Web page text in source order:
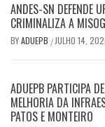
ANDES-SN DEFENDE
CRIMINALIZA A
BYADUEPB / JULHO 14,
ADUEPB PARTICIPA
MELHORIA DA
PATOS E MONTEIRO